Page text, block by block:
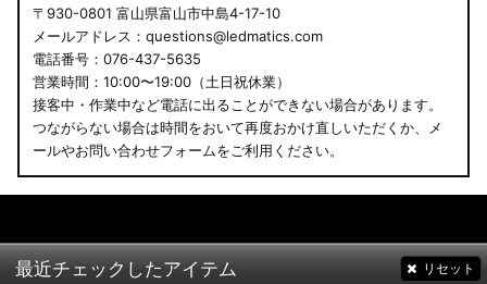
〒930-0801 富山県富山市中島4-17-10
メールアドレス：questions@ledmatics.com
電話番号：076-437-5635
営業時間：10:00〜19:00（土日祝休業）
接客中・作業中など電話に出ることができない場合があります。
つながらない場合は時間をおいて再度おかけ直しいただくか、メ
ールやお問い合わせフォームをご利用ください。
最近チェックしたアイテム リセット